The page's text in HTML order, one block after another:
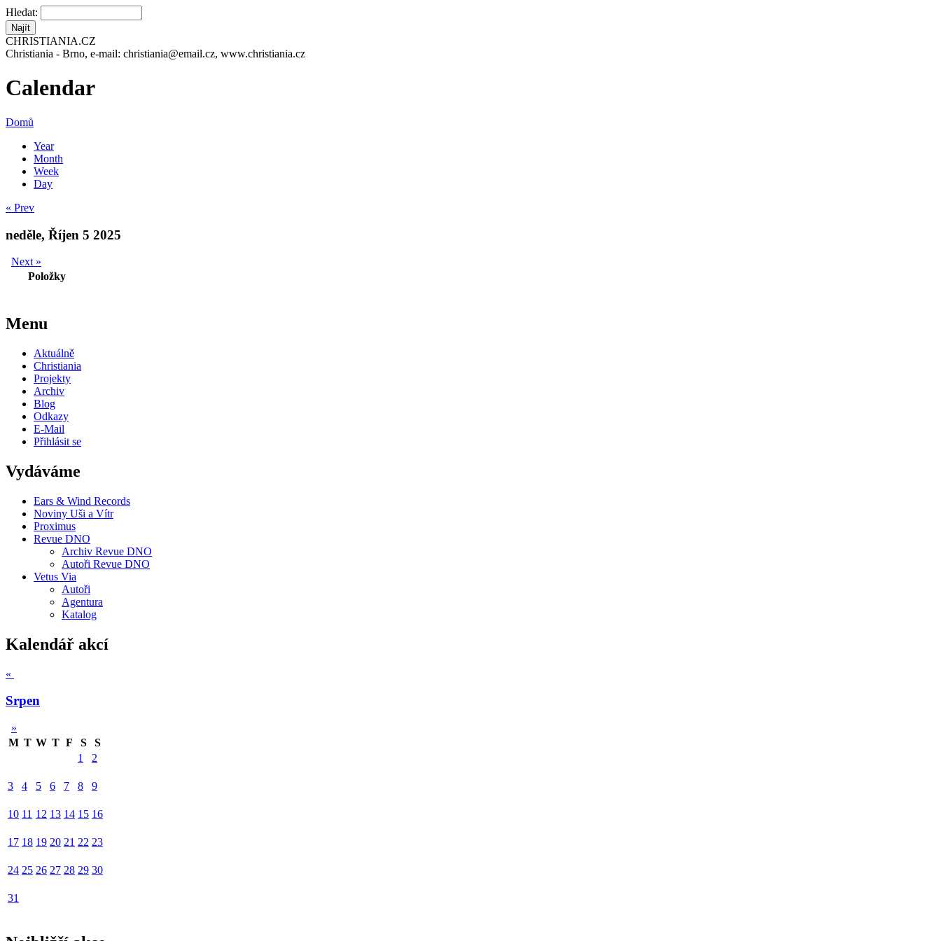
Hledat:
CHRISTIANIA.CZ
Christiania - Brno, e-mail: christiania@email.cz, www.christiania.cz
Calendar
Domů
Year
Month
Week
Day
« Prev
neděle, Říjen 5 2025
Next »
Položky
Menu
Aktuálně
Christiania
Projekty
Archiv
Blog
Odkazy
E-Mail
Přihlásit se
Vydáváme
Ears & Wind Records
Noviny Uši a Vítr
Proximus
Revue DNO
Archiv Revue DNO
Autoři Revue DNO
Vetus Via
Autoři
Agentura
Katalog
Kalendář akcí
«
Srpen
»
M T W T F S
S
1
2
3 4 5 6 7 8 9
10 11 12 13 14 15 16
17 18 19 20 21 22 23
24 25 26 27 28 29 30
31